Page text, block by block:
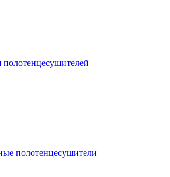
полотенцесушителей
полотенцесушители